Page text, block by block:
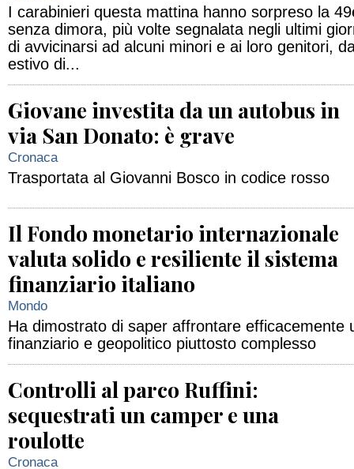
I carabinieri questa mattina hanno sorpreso la
senza dimora, più volte segnalata negli ultimi
di avvicinarsi ad alcuni minori e ai loro genitori,
estivo di...
Giovane investita da un autobus in
via San Donato: è grave
Cronaca
Trasportata al Giovanni Bosco in codice rosso
Il Fondo monetario internazionale
valuta solido e resiliente il sistema
finanziario italiano
Mondo
Ha dimostrato di saper affrontare efficacemente
finanziario e geopolitico piuttosto complesso
Controlli al parco Ruffini:
sequestrati un camper e una
roulotte
Cronaca